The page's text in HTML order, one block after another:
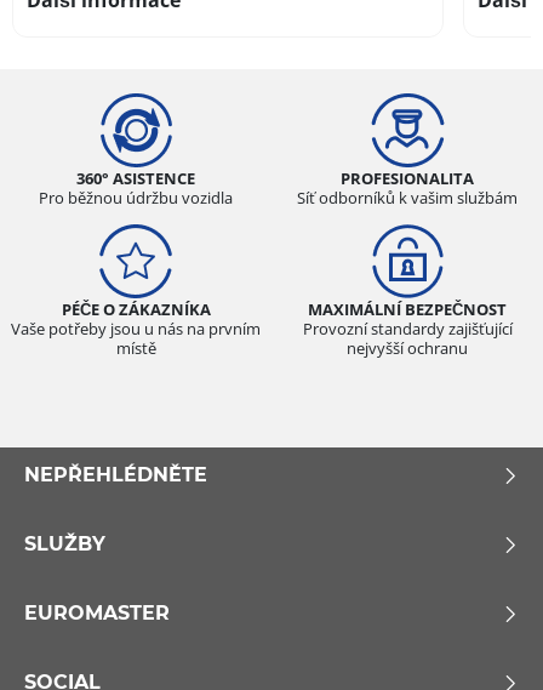
360° ASISTENCE
Pro běžnou údržbu vozidla
PROFESIONALITA
Síť odborníků k vašim službám
PÉČE O ZÁKAZNÍKA
Vaše potřeby jsou u nás na prvním
místě
MAXIMÁLNÍ BEZPEČNOST
Provozní standardy zajišťující
nejvyšší ochranu
NEPŘEHLÉDNĚTE
SLUŽBY
EUROMASTER
SOCIAL